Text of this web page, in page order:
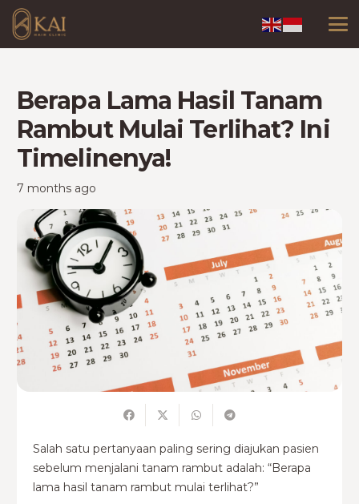
Berapa Lama Hasil Tanam
Rambut Mulai Terlihat? Ini
Timelinenya!
7 months ago
Salah satu pertanyaan paling sering diajukan pasien
sebelum menjalani tanam rambut adalah: “Berapa
lama hasil tanam rambut mulai terlihat?”